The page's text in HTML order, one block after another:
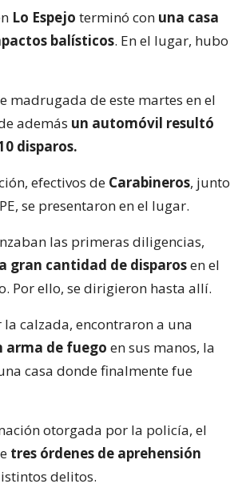
Lo Espejo terminó con una casa
balísticos. En el lugar, hubo
madrugada de este martes en el
además un automóvil resultó
disparos.
efectivos de Carabineros, junto
se presentaron en el lugar.
las primeras diligencias,
gran cantidad de disparosen el
Por ello, se dirigieron hasta allí.
calzada, encontraron a una
arma de fuego en sus manos, la
casa donde finalmente fue
otorgada por la policía, el
tres órdenes de aprehensión
delitos.